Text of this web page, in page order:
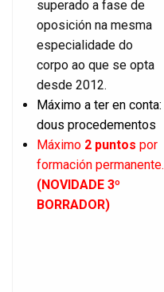
superado a fase de
oposición na mesma
especialidade do
corpo ao que se opta
desde 2012.
Máximo a ter en conta:
dous procedementos
Máximo 2 puntos por
formación permanente.
(NOVIDADE 3º
BORRADOR)